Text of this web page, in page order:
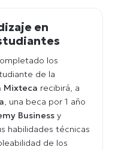
en
los
de la
Mixteca recibirá, a
, una beca por 1 año
Business y
habilidades técnicas
de los